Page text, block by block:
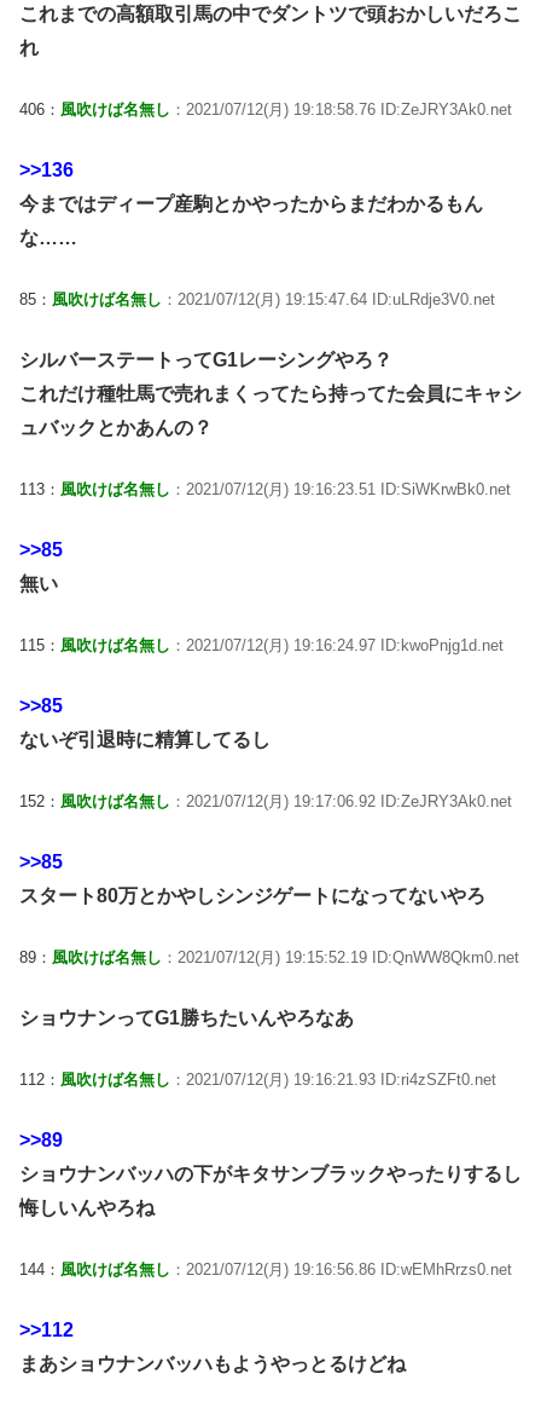
これまでの高額取引馬の中でダントツで頭おかしいだろこ
れ
406： 風吹けば名無し ：2021/07/12(月) 19:18:58.76 ID:ZeJRY3Ak0.net
>>136
今まではディープ産駒とかやったからまだわかるもん
な……
85： 風吹けば名無し ：2021/07/12(月) 19:15:47.64 ID:uLRdje3V0.net
シルバーステートってG1レーシングやろ？
これだけ種牡馬で売れまくってたら持ってた会員にキャシ
ュバックとかあんの？
113： 風吹けば名無し ：2021/07/12(月) 19:16:23.51 ID:SiWKrwBk0.net
>>85
無い
115： 風吹けば名無し ：2021/07/12(月) 19:16:24.97 ID:kwoPnjg1d.net
>>85
ないぞ引退時に精算してるし
152： 風吹けば名無し ：2021/07/12(月) 19:17:06.92 ID:ZeJRY3Ak0.net
>>85
スタート80万とかやしシンジゲートになってないやろ
89： 風吹けば名無し ：2021/07/12(月) 19:15:52.19 ID:QnWW8Qkm0.net
ショウナンってG1勝ちたいんやろなあ
112： 風吹けば名無し ：2021/07/12(月) 19:16:21.93 ID:ri4zSZFt0.net
>>89
ショウナンバッハの下がキタサンブラックやったりするし
悔しいんやろね
144： 風吹けば名無し ：2021/07/12(月) 19:16:56.86 ID:wEMhRrzs0.net
>>112
まあショウナンバッハもようやっとるけどね